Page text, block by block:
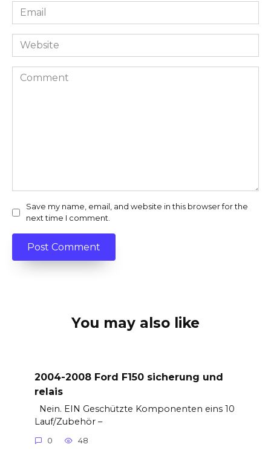
Email
*
Website
Comment
Save my name, email, and website in this browser for the
next time I comment.
You may also like
2004-2008 Ford F150 sicherung und
relais
Nein. EIN Geschützte Komponenten eins 10
Lauf/Zubehör –
0 48